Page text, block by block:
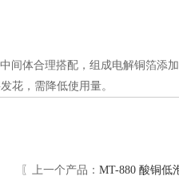
中间体合理搭配，组成电解铜箔
花，需降低使用量。
〖上一个产品： MT-880 酸铜低